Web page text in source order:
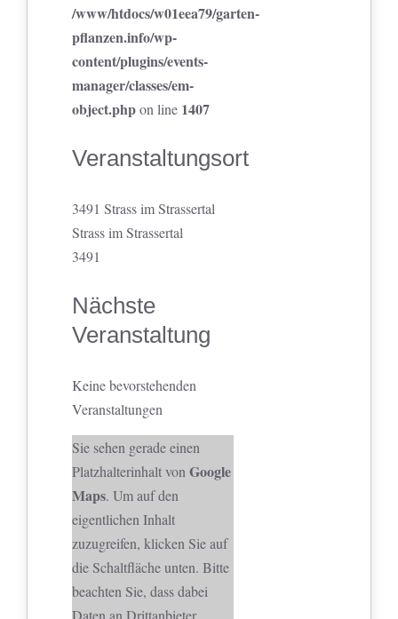
/www/htdocs/w01eea79/garten-
pflanzen.info/wp-
content/plugins/events-
manager/classes/em-
object.phpon line 1407
Veranstaltungsort
3491 Strass im Strassertal
Strass im Strassertal
3491
Nächste
Veranstaltung
Keine bevorstehenden
Veranstaltungen
Sie sehen gerade einen
Platzhalterinhalt vonGoogle
Maps. Um auf den
eigentlichen Inhalt
zuzugreifen, klicken Sie auf
die Schaltfläche unten. Bitte
beachten Sie, dass dabei
Daten an Drittanbieter